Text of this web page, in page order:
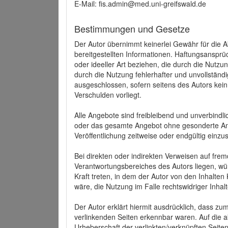
E-Mail: fis.admin@med.uni-greifswald.de
Bestimmungen und Gesetze
Der Autor übernimmt keinerlei Gewähr für die
bereitgestellten Informationen.
oder ideeller Art beziehen, die durch die
durch die Nutzung fehlerhafter und
ausgeschlossen, sofern seitens des Autors
Verschulden vorliegt.
Alle Angebote sind freibleibend und
oder das gesamte Angebot ohne gesonderte
Veröffentlichung zeitweise oder endgültig
Bei direkten oder indirekten Verweisen auf
Verantwortungsbereiches des Autors liegen,
Kraft treten, in dem der Autor von den
wäre, die Nutzung im Falle rechtswidriger
Der Autor erklärt hiermit ausdrücklich, dass
verlinkenden Seiten erkennbar waren. Auf die